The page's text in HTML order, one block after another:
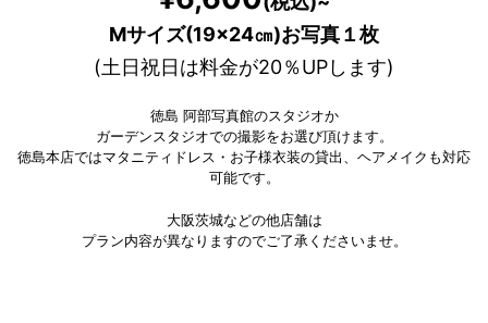
Mサイズ(19×24㎝)お写真１枚
(土日祝日は料金が20％UPします)
徳島 阿部写真館のスタジオか
ガーデンスタジオでの撮影をお選び頂けます。
徳島本店ではマタニティドレス・お子様衣装の貸出、ヘアメイクも対応
可能です。
大阪茨城などの他店舗は
プラン内容が異なりますのでご了承くださいませ。